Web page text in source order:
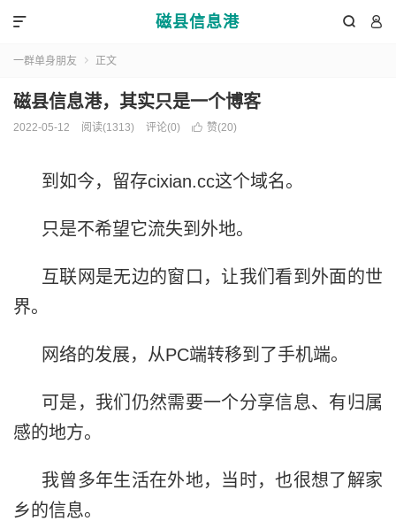
磁县信息港  

一群单身朋友  正文
磁县信息港，其实只是一个博客
2022-05-12 阅读(1313) 评论(0)  赞(20)
到如今，留存cixian.cc这个域名。
只是不希望它流失到外地。
互联网是无边的窗口，让我们看到外面的世
界。
网络的发展，从PC端转移到了手机端。
可是，我们仍然需要一个分享信息、有归属
感的地方。
我曾多年生活在外地，当时，也很想了解家
乡的信息。